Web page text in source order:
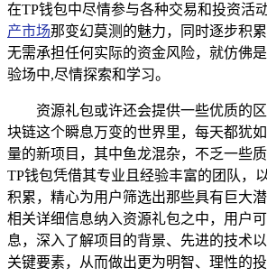
在TP钱包中尽情参与各种交易和投资活
产市场那变幻莫测的魅力，同时逐步积
无需承担任何实际的资金风险，就仿佛
验场中,尽情探索和学习。
资源礼包或许还会提供一些优质的
块链这个瞬息万变的世界里，每天都犹
量的新项目，其中鱼龙混杂，不乏一些
TP钱包凭借其专业且经验丰富的团队，
积累，精心为用户筛选出那些具有巨大
相关详细信息纳入资源礼包之中，用户
息，深入了解项目的背景、先进的技术
关键要素，从而做出更为明智、理性的投